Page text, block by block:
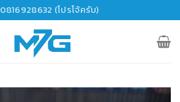
0816928632 (โปรโจ้ครับ)